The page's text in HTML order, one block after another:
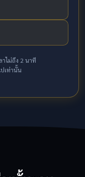
าไม่ถึง 2 นาที
เท่านั้น